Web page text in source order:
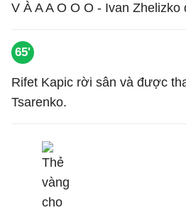
V À A A O O O - Ivan Zhelizko
65'
Rifet Kapic rời sân và được
Tsarenko.